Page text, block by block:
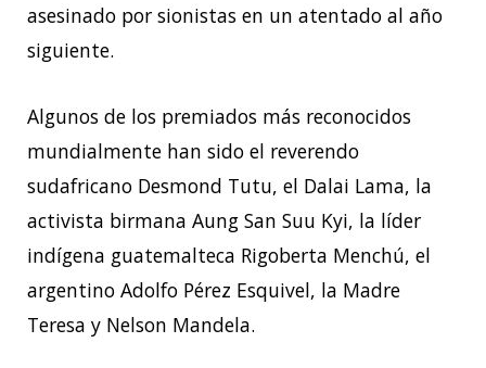
asesinado por sionistas en un atentado al año
siguiente.
Algunos de los premiados más reconocidos
mundialmente han sido el reverendo
sudafricano Desmond Tutu, el Dalai Lama, la
activista birmana Aung San Suu Kyi, la líder
indígena guatemalteca Rigoberta Menchú, el
argentino Adolfo Pérez Esquivel, la Madre
Teresa y Nelson Mandela.